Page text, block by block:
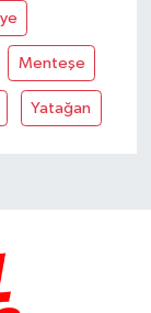
Menteşe
Yatağan